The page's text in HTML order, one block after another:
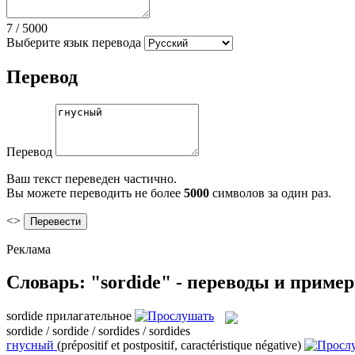
7 / 5000
Выберите язык перевода
Перевод
Перевод
Ваш текст переведен частично.
Вы можете переводить не более 5000 символов за один раз.
<>
Реклама
Словарь: "sordide" - переводы и
sordide прилагательное
sordide / sordide / sordides / sordides
гнусный (prépositif et postpositif, caractéristique négative)